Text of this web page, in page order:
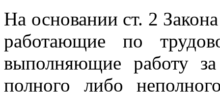
На основании ст. 2
работающие по
выполняющие работу
полного либо